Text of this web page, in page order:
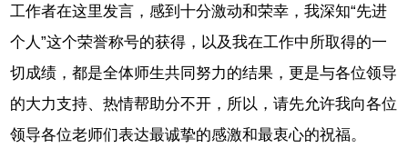
工作者在这里发言，感到十分激动和荣幸，我深知“先进
个人”这个荣誉称号的获得，以及我在工作中所取得的一
切成绩，都是全体师生共同努力的结果，更是与各位领导
的大力支持、热情帮助分不开，所以，请先允许我向各位
领导各位老师们表达最诚挚的感激和最衷心的祝福。